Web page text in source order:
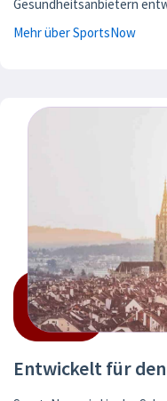
Gesundheitsanbietern
Mehr über SportsNow
Entwickelt für